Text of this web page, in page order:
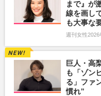
まで』が
線を画し
も大事な
週刊女性
巨人・高
も「ゾン
る」ファ
慣れ”